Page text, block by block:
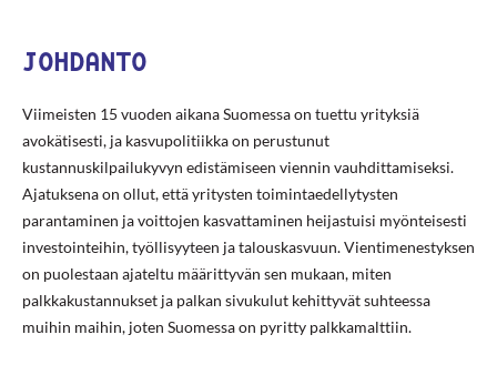
JOHDANTO
Viimeisten 15 vuoden aikana Suomessa on tuettu yrityksiä
avokätisesti, ja kasvupolitiikka on perustunut
kustannuskilpailukyvyn edistämiseen viennin vauhdittamiseksi.
Ajatuksena on ollut, että yritysten toimintaedellytysten
parantaminen ja voittojen kasvattaminen heijastuisi myönteisesti
investointeihin, työllisyyteen ja talouskasvuun. Vientimenestyksen
on puolestaan ajateltu määrittyvän sen mukaan, miten
palkkakustannukset ja palkan sivukulut kehittyvät suhteessa
muihin maihin, joten Suomessa on pyritty palkkamalttiin.